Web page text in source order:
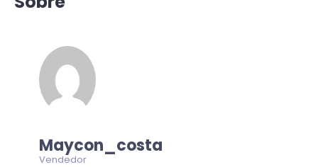
Maycon_costa
Vendedor